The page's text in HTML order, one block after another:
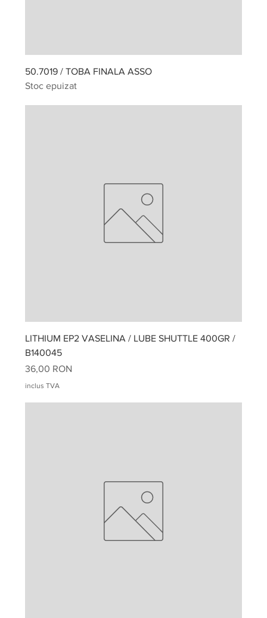
50.7019 / TOBA FINALA ASSO
Stoc epuizat
LITHIUM EP2 VASELINA / LUBE SHUTTLE 400GR /
B140045
Preț
36,00 RON
inclus TVA